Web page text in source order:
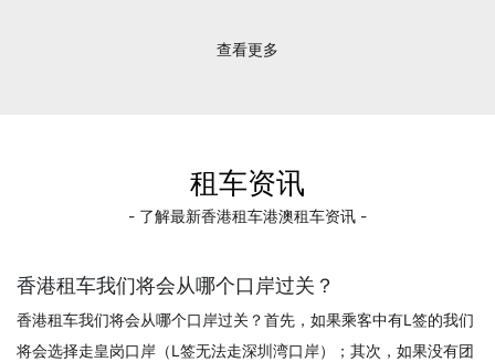
查看更多
租车资讯
- 了解最新香港租车港澳租车资讯 -
香港租车我们将会从哪个口岸过关？
香港租车我们将会从哪个口岸过关？首先，如果乘客中有L签的我们
将会选择走皇岗口岸（L签无法走深圳湾口岸）；其次，如果没有团